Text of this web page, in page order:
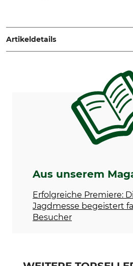
www.grube.de
Artikeldetails
Aus unserem
Erfolgreiche Premiere:
Jagdmesse begeistert
Besucher